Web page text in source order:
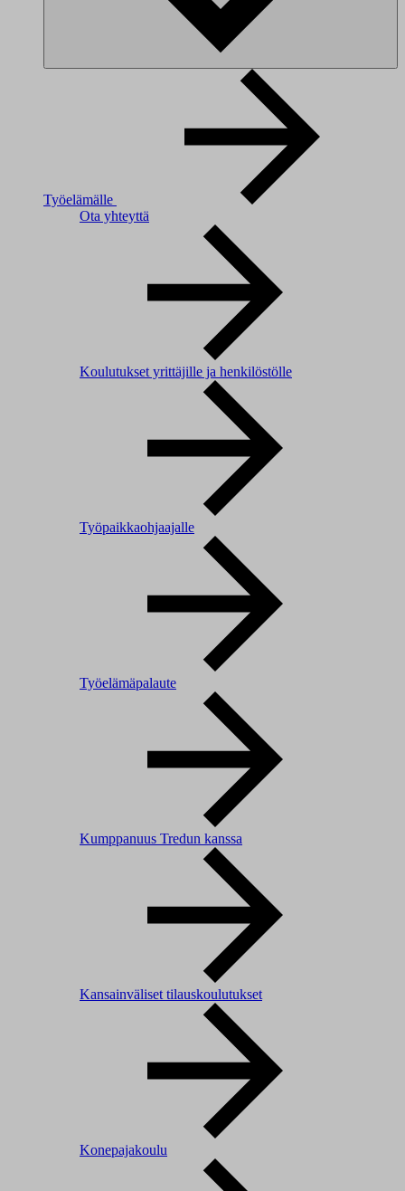
Työelämälle
Ota yhteyttä
Koulutukset yrittäjille ja henkilöstölle
Työpaikkaohjaajalle
Työelämäpalaute
Kumppanuus Tredun kanssa
Kansainväliset tilauskoulutukset
Konepajakoulu